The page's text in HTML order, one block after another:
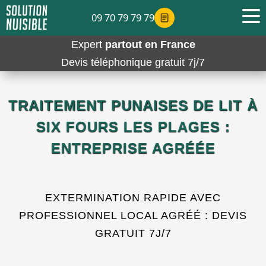
Expert partout en France
Devis téléphonique gratuit 7j/7
TRAITEMENT PUNAISES DE LIT À
SIX FOURS LES PLAGES :
ENTREPRISE AGRÉÉE
EXTERMINATION RAPIDE AVEC
PROFESSIONNEL LOCAL AGRÉÉ : DEVIS
GRATUIT 7J/7
09 70 79 79 79